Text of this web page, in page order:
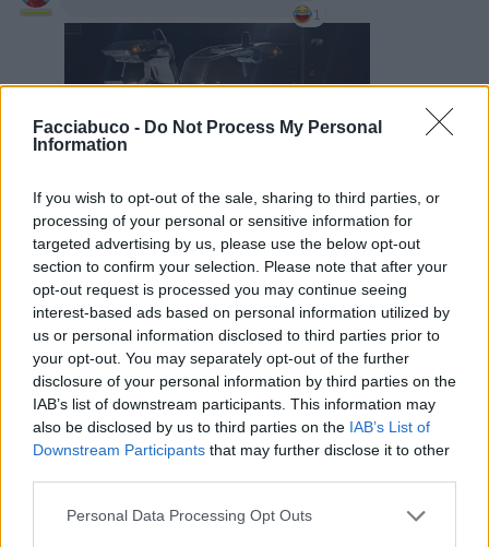
Facciabuco - Do Not Process My Personal
Information
If you wish to opt-out of the sale, sharing to third parties, or
processing of your personal or sensitive information for
targeted advertising by us, please use the below opt-out
section to confirm your selection. Please note that after your
opt-out request is processed you may continue seeing
interest-based ads based on personal information utilized by
us or personal information disclosed to third parties prior to
your opt-out. You may separately opt-out of the further
disclosure of your personal information by third parties on the
IAB’s list of downstream participants. This information may
also be disclosed by us to third parties on the IAB’s List of
Downstream Participants that may further disclose it to other
Personal Data Processing Opt Outs
1
25 Aprile 2022 alle ore 10:41
·Ti stimo·Rispondi
Pietranera:Polymar non lo so ...
Famme penzà
1